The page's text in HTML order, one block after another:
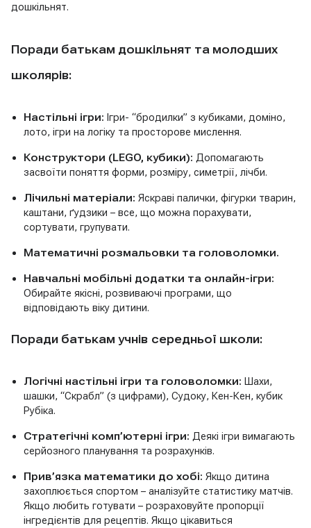
дошкільнят.
Поради батькам дошкільнят та молодших
школярів:
Настільні ігри: Ігри- “бродилки” з кубиками, доміно,
лото, ігри на логіку та просторове мислення.
Конструктори (LEGO, кубики): Допомагають
засвоїти поняття форми, розміру, симетрії, лічби.
Лічильні матеріали: Яскраві палички, фігурки тварин,
каштани, ґудзики – все, що можна порахувати,
сортувати, групувати.
Математичні розмальовки та головоломки.
Навчальні мобільні додатки та онлайн-ігри:
Обирайте якісні, розвиваючі програми, що
відповідають віку дитини.
Поради батькам учнів середньої школи:
Логічні настільні ігри та головоломки: Шахи,
шашки, “Скрабл” (з цифрами), Судоку, Кен-Кен, кубик
Рубіка.
Стратегічні комп’ютерні ігри: Деякі ігри вимагають
серйозного планування та розрахунків.
Прив’язка математики до хобі: Якщо дитина
захоплюється спортом – аналізуйте статистику матчів.
Якщо любить готувати – розраховуйте пропорції
інгредієнтів для рецептів. Якщо цікавиться